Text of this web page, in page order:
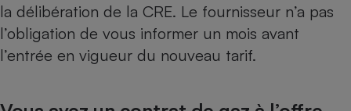
la délibération de la CRE. Le fournisseur n’a pas
l’obligation de vous informer un mois avant
l’entrée en vigueur du nouveau tarif.